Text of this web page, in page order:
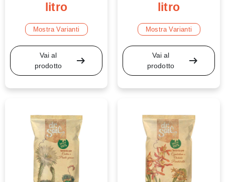
litro
Mostra Varianti
Vai al
prodotto
arrow_right_alt
litro
Mostra Varianti
Vai al
prodotto
arrow_right_alt